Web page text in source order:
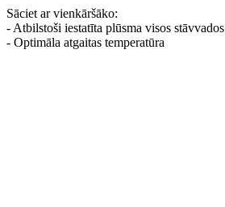
Sāciet ar vienkāršāko:
- Atbilstoši iestatīta plūsma visos stāvvados
- Optimāla atgaitas temperatūra